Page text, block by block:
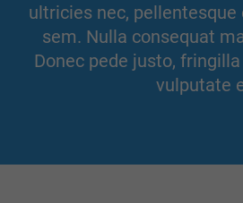
ultricies nec, pellentesque
sem. Nulla consequat
Donec pede justo,
vulputate